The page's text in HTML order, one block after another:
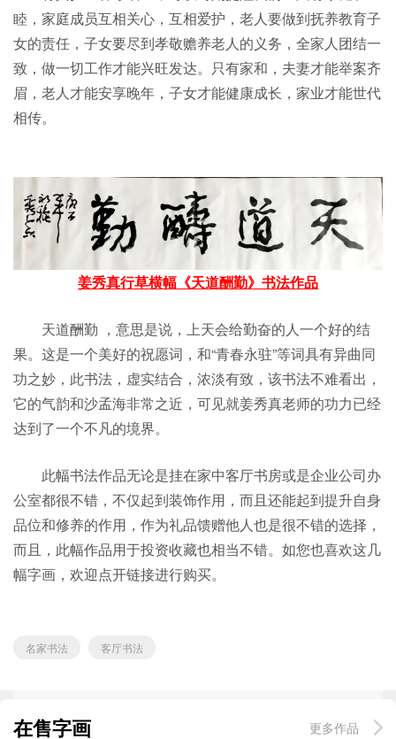
睦，家庭成员互相关心，互相爱护，老人要做到抚养教育子
女的责任，子女要尽到孝敬赡养老人的义务，全家人团结一
致，做一切工作才能兴旺发达。只有家和，夫妻才能举案齐
眉，老人才能安享晚年，子女才能健康成长，家业才能世代
相传。
姜秀真行草横幅《天道酬勤》书法作品
天道酬勤 ，意思是说，上天会给勤奋的人一个好的结
果。这是一个美好的祝愿词，和“青春永驻”等词具有异曲同
功之妙，此书法，虚实结合，浓淡有致，该书法不难看出，
它的气韵和沙孟海非常之近，可见就姜秀真老师的功力已经
达到了一个不凡的境界。
此幅书法作品无论是挂在家中客厅书房或是企业公司办
公室都很不错，不仅起到装饰作用，而且还能起到提升自身
品位和修养的作用，作为礼品馈赠他人也是很不错的选择，
而且，此幅作品用于投资收藏也相当不错。如您也喜欢这几
幅字画，欢迎点开链接进行购买。
名家书法 客厅书法
在售字画 更多作品